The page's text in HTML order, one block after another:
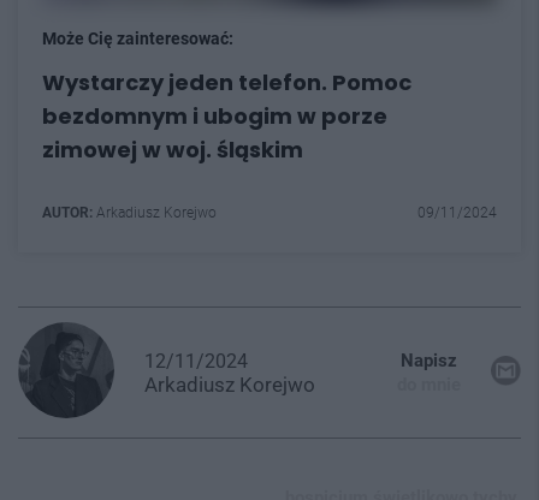
Może Cię zainteresować:
Wystarczy jeden telefon. Pomoc
bezdomnym i ubogim w porze
zimowej w woj. śląskim
AUTOR: Arkadiusz Korejwo 09/11/2024
12/11/2024
Arkadiusz Korejwo
Napisz